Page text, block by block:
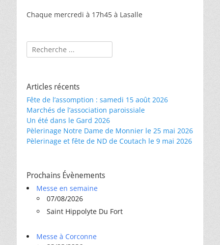
Chaque mercredi à 17h45 à Lasalle
Rechercher :
Articles récents
Fête de l’assomption : samedi 15 août 2026
Marchés de l’association paroissiale
Un été dans le Gard 2026
Pèlerinage Notre Dame de Monnier le 25 mai 2026
Pèlerinage et fête de ND de Coutach le 9 mai 2026
Prochains Évènements
Messe en semaine
07/08/2026
Saint Hippolyte Du Fort
Messe à Corconne